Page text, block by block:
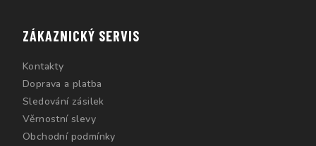
ZÁKAZNICKÝ SERVIS
Kontakty
Doprava a platba
Sledování zásilek
Věrnostní slevy
Obchodní podmínky